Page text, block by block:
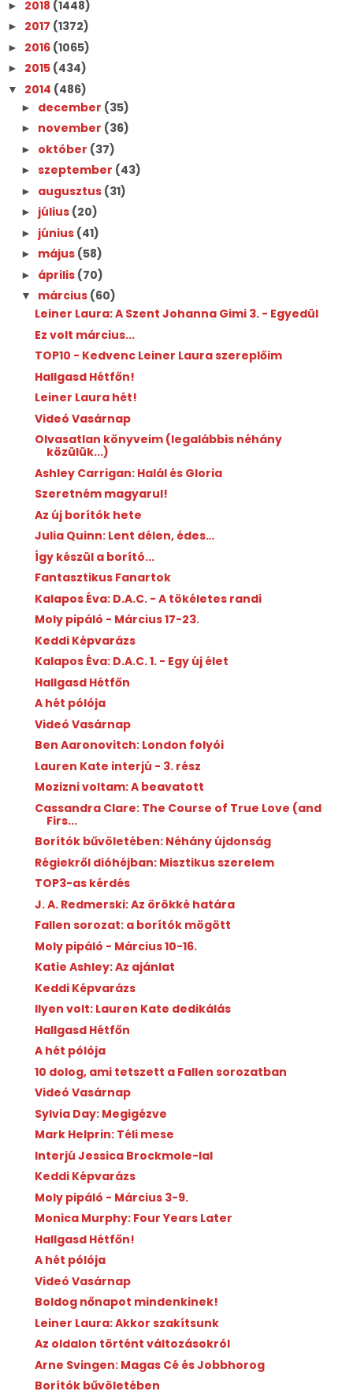
► 2018 (1448)
► 2017 (1372)
► 2016 (1065)
► 2015 (434)
▼ 2014 (486)
► december (35)
► november (36)
► október (37)
► szeptember (43)
► augusztus (31)
► július (20)
► június (41)
► május (58)
► április (70)
▼ március (60)
Leiner Laura: A Szent Johanna Gimi 3. - Egyedül
Ez volt március...
TOP10 - Kedvenc Leiner Laura szereplőim
Hallgasd Hétfőn!
Leiner Laura hét!
Videó Vasárnap
Olvasatlan könyveim (legalábbis néhány
közülük...)
Ashley Carrigan: Halál és Gloria
Szeretném magyarul!
Az új borítók hete
Julia Quinn: Lent délen, édes…
Így készül a borító...
Fantasztikus Fanartok
Kalapos Éva: D.A.C. - A tökéletes randi
Moly pipáló - Március 17-23.
Keddi Képvarázs
Kalapos Éva: D.A.C. 1. - Egy új élet
Hallgasd Hétfőn
A hét pólója
Videó Vasárnap
Ben Aaronovitch: London folyói
Lauren Kate interjú - 3. rész
Mozizni voltam: A beavatott
Cassandra Clare: The Course of True Love (and
Firs...
Borítók bűvöletében: Néhány újdonság
Régiekről dióhéjban: Misztikus szerelem
TOP3-as kérdés
J. A. Redmerski: Az örökké határa
Fallen sorozat: a borítók mögött
Moly pipáló - Március 10-16.
Katie Ashley: Az ajánlat
Keddi Képvarázs
Ilyen volt: Lauren Kate dedikálás
Hallgasd Hétfőn
A hét pólója
10 dolog, ami tetszett a Fallen sorozatban
Videó Vasárnap
Sylvia Day: Megigézve
Mark Helprin: Téli mese
Interjú Jessica Brockmole-lal
Keddi Képvarázs
Moly pipáló - Március 3-9.
Monica Murphy: Four Years Later
Hallgasd Hétfőn!
A hét pólója
Videó Vasárnap
Boldog nőnapot mindenkinek!
Leiner Laura: Akkor szakítsunk
Az oldalon történt változásokról
Arne Svingen: Magas Cé és Jobbhorog
Borítók bűvöletében